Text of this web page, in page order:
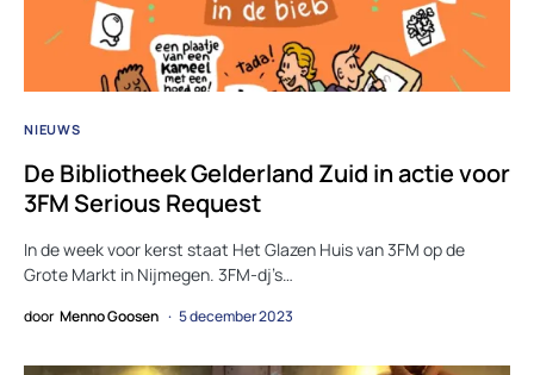
NIEUWS
De Bibliotheek Gelderland Zuid in actie voor
3FM Serious Request
In de week voor kerst staat Het Glazen Huis van 3FM op de
Grote Markt in Nijmegen. 3FM-dj’s…
door Menno Goosen 5 december 2023